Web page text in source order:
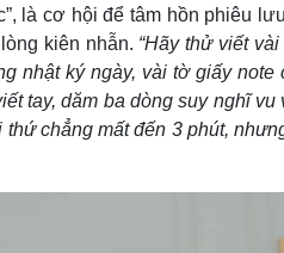
là cơ hội để tâm hồn phiêu
kiên nhẫn. “Hãy thử viết
nhật ký ngày, vài tờ giấy note
tay, dăm ba dòng suy nghĩ vu
chẳng mất đến 3 phút,